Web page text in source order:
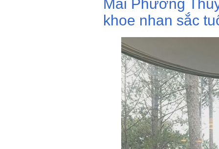
Mai Phương
khoe nhan sắc